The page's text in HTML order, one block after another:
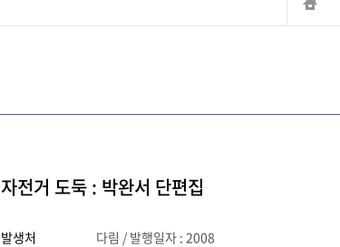
자전거 도둑 : 박완서 단편집
발생처
다림 / 발행일자 : 2008